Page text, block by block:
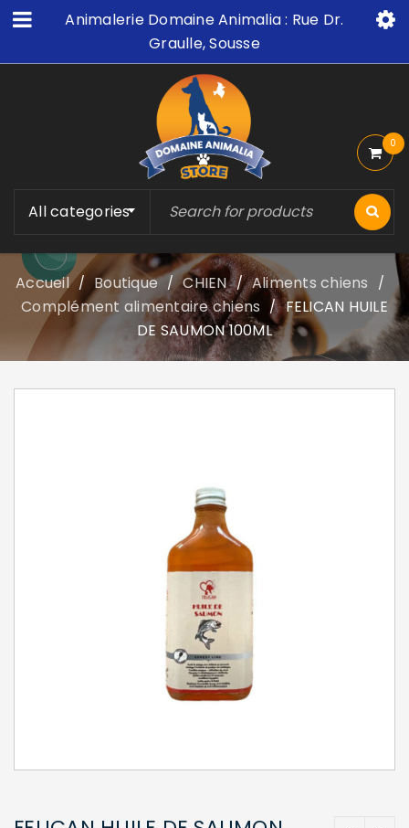
Animalerie Domaine Animalia : Rue Dr.
Graulle, Sousse
All categories
0
Accueil / Boutique / CHIEN / Aliments chiens /
Complément alimentaire chiens / FELICAN HUILE
DE SAUMON 100ML